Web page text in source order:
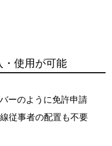
・使用が可能
ーのように免許申請
従事者の配置も不要